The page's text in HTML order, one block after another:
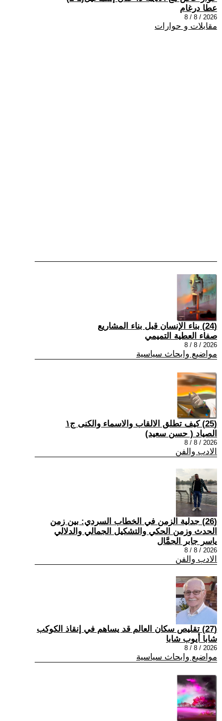
عطا درغام
2026 / 8 / 8
مقابلات و حوارات
(24) بناء الإنسان قبل بناء المشاريع
صفاء العطية التميمي
2026 / 8 / 8
مواضيع وابحاث سياسية
(25) كيف تطلق الالقاب والاسماء والكنى ج١
الصياد ‏( حسن سعيد‏)
2026 / 8 / 8
الادب والفن
(26) جدلية الزمن في الخطاب السردي: بين زمن
الحدث وزمن الحكي والتشكيل الجمالي والدلالي
ياسر جابر الجمَّال
2026 / 8 / 8
الادب والفن
(27) تقليص سكان العالم قد يساهم في إنقاذ الكوكب
شابا أيوب شابا
2026 / 8 / 8
مواضيع وابحاث سياسية